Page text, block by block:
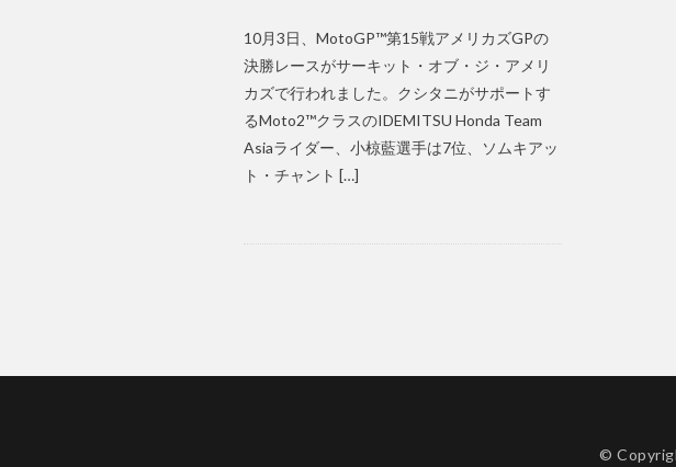
10月3日、MotoGP™第15戦アメリカズGPの
決勝レースがサーキット・オブ・ジ・アメリ
カズで行われました。クシタニがサポートす
るMoto2™クラスのIDEMITSU Honda Team
Asiaライダー、小椋藍選手は7位、ソムキアッ
ト・チャント […]
©